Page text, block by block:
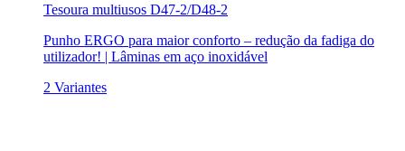
Tesoura multiusos D47-2/D48-2
Punho ERGO para maior conforto – redução da fadiga do
utilizador! | Lâminas em aço inoxidável
2 Variantes